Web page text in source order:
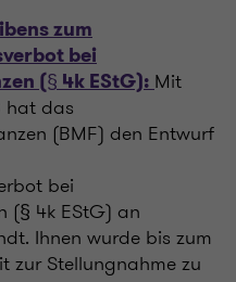
zum
bei
(§ 4k EStG): Mit
hat das
(BMF) den Entwurf
bei
(§ 4k EStG) an
Ihnen wurde bis zum
zur Stellungnahme zu